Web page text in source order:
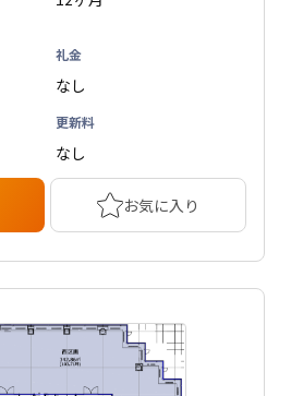
礼金
なし
更新料
なし
お気に入り